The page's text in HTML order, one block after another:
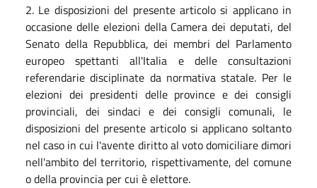
2. Le disposizioni del presente articolo si applicano in
occasione delle elezioni della Camera dei deputati, del
Senato della Repubblica, dei membri del Parlamento
europeo spettanti all'Italia e delle consultazioni
referendarie disciplinate da normativa statale. Per le
elezioni dei presidenti delle province e dei consigli
provinciali, dei sindaci e dei consigli comunali, le
disposizioni del presente articolo si applicano soltanto
nel caso in cui l'avente diritto al voto domiciliare dimori
nell'ambito del territorio, rispettivamente, del comune
o della provincia per cui è elettore.